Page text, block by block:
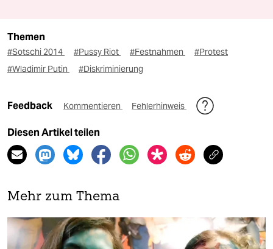
Themen
#Sotschi 2014 #Pussy Riot #Festnahmen
#Protest
#Wladimir Putin
#Diskriminierung
Feedback Kommentieren Fehlerhinweis
Diesen Artikel teilen
Mehr zum Thema